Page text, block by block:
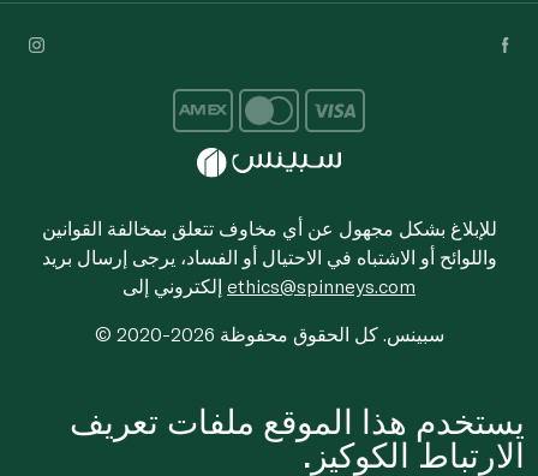
للإبلاغ بشكل مجهول عن أي مخاوف تتعلق بمخالفة القوانين
واللوائح أو الاشتباه في الاحتيال أو الفساد، يرجى إرسال بريد
ethics@spinneys.com
© 2020-2026 سبينس. كل الحقوق محفوظة
يستخدم هذا الموقع ملفات تعريف
الارتباط الكوكيز.